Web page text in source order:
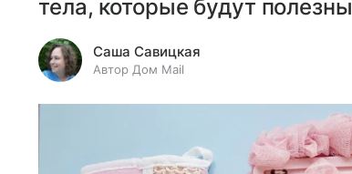
тела, которые будут
Саша Савицкая
Автор Дом Mail